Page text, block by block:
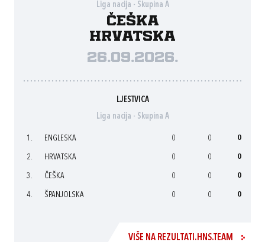
Liga nacija - Skupina A
Češka
Hrvatska
26.09.2026.
LJESTVICA
Liga nacija - Skupina A
1. ENGLESKA 0 0 0
2. HRVATSKA 0 0 0
3. ČEŠKA 0 0 0
4. ŠPANJOLSKA 0 0 0
VIŠE NA REZULTATI.HNS.TEAM